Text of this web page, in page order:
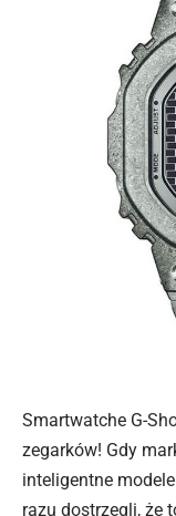
Smartwatche G-
zegarków! Gdy
inteligentne
razu dostrzegli, że